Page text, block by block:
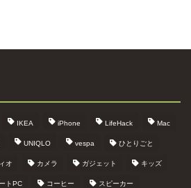
IKEA iPhone LifeHack Mac
UNIQLO vespa ひとりごと
オ カメラ ガジェット キッズ
トPC コーヒー スピーカー